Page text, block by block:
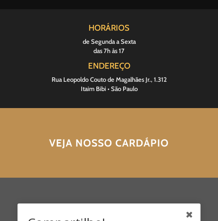
HORÁRIOS
de Segunda a Sexta
das 7h às 17
ENDEREÇO
Rua Leopoldo Couto de Magalhães Jr., 1.312
Itaim Bibi • São Paulo
VEJA NOSSO CARDÁPIO